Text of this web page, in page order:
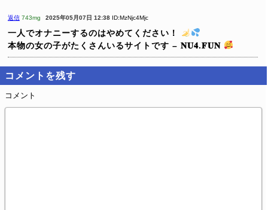
返信 743mg 2025年05月07日 12:38 ID:MzNjc4Mjc
一人でオナニーするのはやめてください！
本物の女の子がたくさんいるサイトです – 𝐍𝐔𝟒.𝐅𝐔𝐍
コメントを残す
コメント